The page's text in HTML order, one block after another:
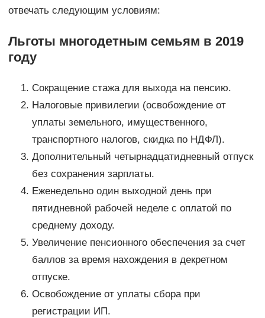
отвечать следующим условиям:
Льготы многодетным семьям в 2019
году
Сокращение стажа для выхода на пенсию.
Налоговые привилегии (освобождение от
уплаты земельного, имущественного,
транспортного налогов, скидка по НДФЛ).
Дополнительный четырнадцатидневный отпуск
без сохранения зарплаты.
Еженедельно один выходной день при
пятидневной рабочей неделе с оплатой по
среднему доходу.
Увеличение пенсионного обеспечения за счет
баллов за время нахождения в декретном
отпуске.
Освобождение от уплаты сбора при
регистрации ИП.